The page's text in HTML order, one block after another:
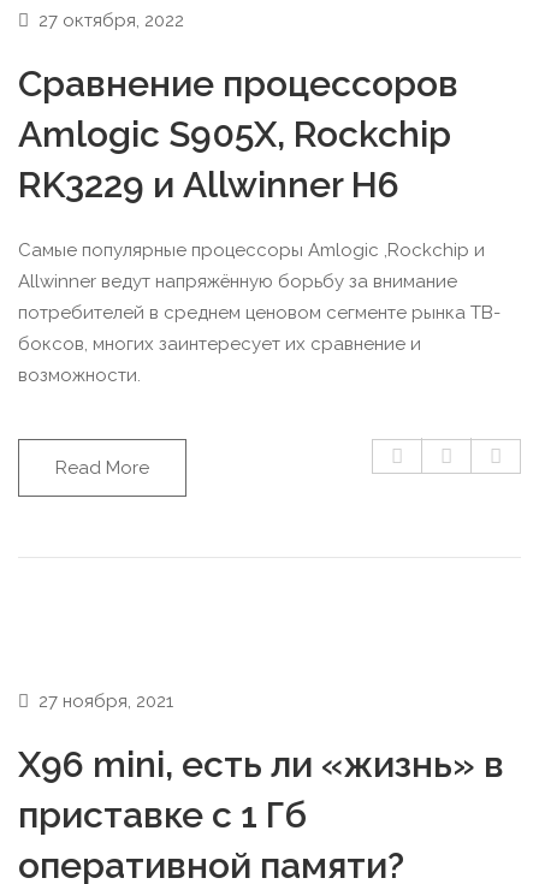
27 октября, 2022
Cравнение процессоров
Amlogic S905X, Rockchip
RK3229 и Allwinner H6
Самые популярные процессоры Amlogic ,Rockchip и
Allwinner ведут напряжённую борьбу за внимание
потребителей в среднем ценовом сегменте рынка ТВ-
боксов, многих заинтересует их сравнение и
возможности.
Read More
27 ноября, 2021
X96 mini, есть ли «жизнь» в
приставке с 1 Гб
оперативной памяти?